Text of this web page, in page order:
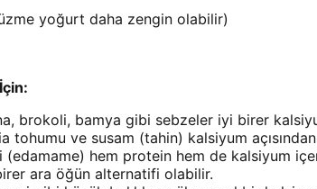
yoğurt daha zengin olabilir)
brokoli, bamya gibi sebzeler iyi birer
tohumu ve susam (tahin) kalsiyum
hem protein hem de kalsiyum
ara öğün alternatifi olabilir.